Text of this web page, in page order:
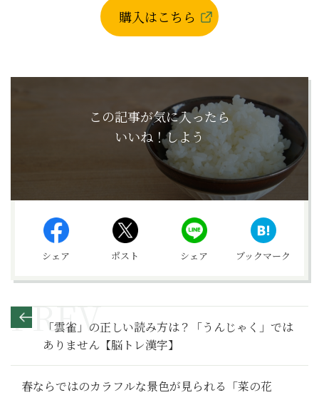
購入はこちら
この記事が気に入ったら
いいね！しよう
シェア ポスト シェア ブックマーク
「雲雀」の正しい読み方は？「うんじゃく」では
ありません【脳トレ漢字】
春ならではのカラフルな景色が見られる「菜の花